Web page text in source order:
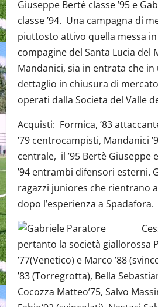
Giuseppe Bertè classe ’95 e
classe ’94. Una campagna di
piuttosto attivo quella messa
compagine del Santa Lucia del
Mandanici, sia in entrata che in
dettaglio in chiusura di
operati dalla Societa del Valle
Acquisti: Formica, ’83
’79 centrocampisti, Mandanici
centrale, il ’95 Bertè Giuseppe
’94 entrambi difensori esterni.
ragazzi juniores che rientrano
dopo l’esperienza a Spadafora.
pertanto la società giallorossa
’77(Venetico) e Marco ’88
’83 (Torregrotta), Bella
Cocozza Matteo’75, Salvo